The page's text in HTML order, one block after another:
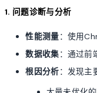
1. 问题诊断与分析
性能测量：使用
数据收集：通过前
根因分析：发现主